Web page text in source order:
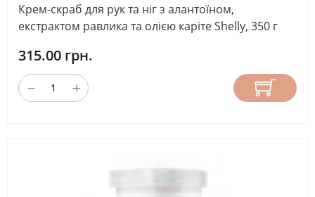
Крем-скраб для рук та ніг з алантоїном,
екстрактом равлика та олією каріте Shelly, 350 г
315.00 грн.